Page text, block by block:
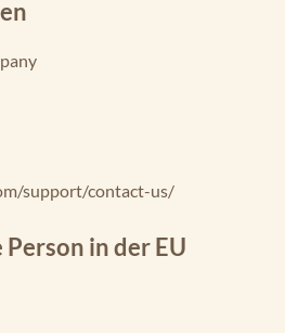
support/contact-us/
in der EU